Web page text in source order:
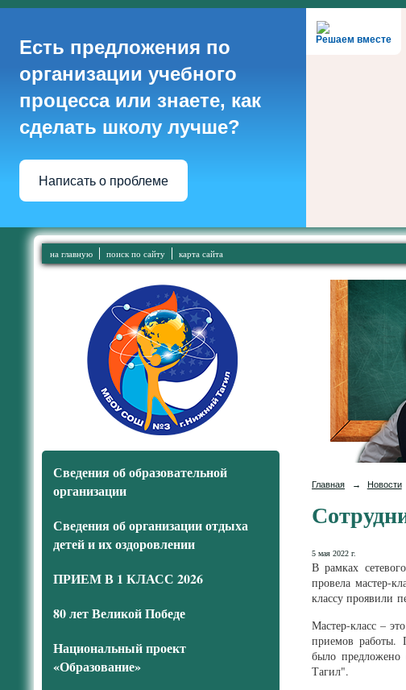
Решаем вместе
Есть предложения по
организации учебного
процесса или знаете, как
сделать школу лучше?
Написать о проблеме
на главную поиск по сайту карта сайта
Сведения об образовательной
организации
Сведения об организации отдыха
детей и их оздоровлении
ПРИЕМ В 1 КЛАСС 2026
80 лет Великой Победе
Национальный проект
«Образование»
Главная → Новости
5 мая 2022 г.
В рамках
провела мастер-
классу проявили
Мастер-класс –
приемов работы.
было предложено
Тагил".